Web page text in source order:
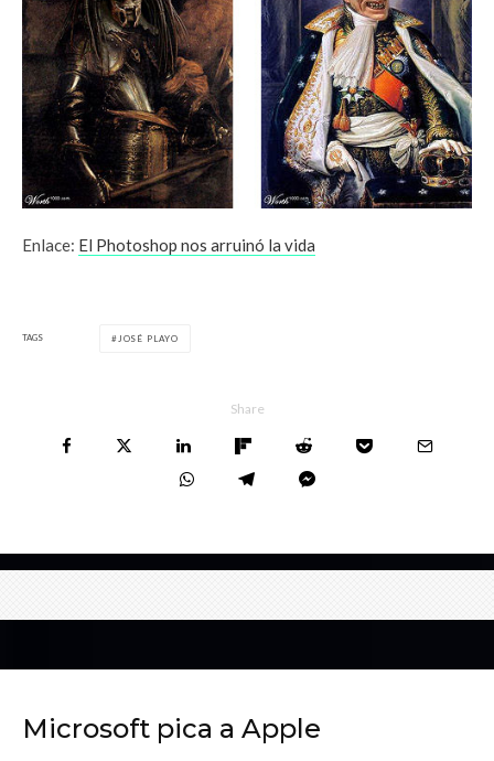
Enlace: El Photoshop nos arruinó la vida
TAGS JOSÉ PLAYO
Share
Microsoft pica a Apple